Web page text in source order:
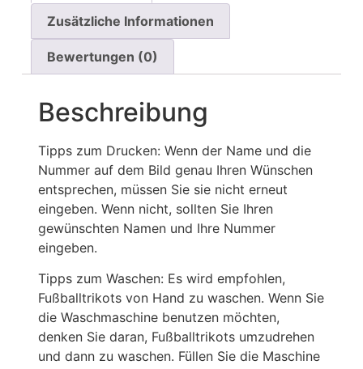
Zusätzliche Informationen
Bewertungen (0)
Beschreibung
Tipps zum Drucken: Wenn der Name und die
Nummer auf dem Bild genau Ihren Wünschen
entsprechen, müssen Sie sie nicht erneut
eingeben. Wenn nicht, sollten Sie Ihren
gewünschten Namen und Ihre Nummer
eingeben.
Tipps zum Waschen: Es wird empfohlen,
Fußballtrikots von Hand zu waschen. Wenn Sie
die Waschmaschine benutzen möchten,
denken Sie daran, Fußballtrikots umzudrehen
und dann zu waschen. Füllen Sie die Maschine